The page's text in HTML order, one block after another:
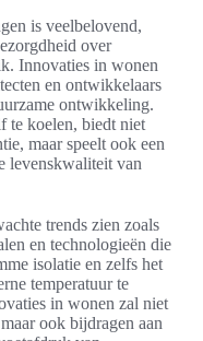
is veelbelovend,
over
Innovaties in wonen
en ontwikkelaars
ontwikkeling.
te koelen, biedt niet
maar speelt ook een
levenskwaliteit van
trends zien zoals
en technologieën die
isolatie en zelfs het
temperatuur te
in wonen zal niet
ook bijdragen aan